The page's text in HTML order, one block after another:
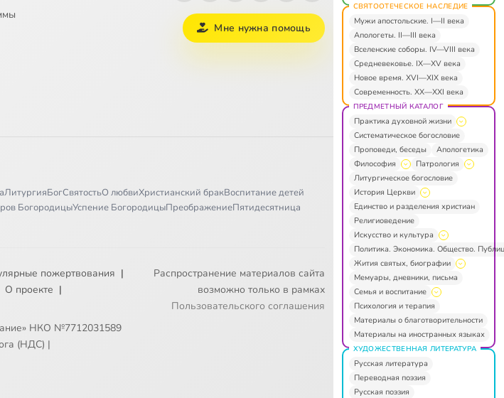
Мне нужна помощь
ЛитургияБогСвятостьО любвиХристианский бракВоспитание детей
БогородицыУспение БогородицыПреображениеПятидесятница
пожертвования |
О проекте |
НКО №7712031589
(НДС) |
Распространение материалов сайта
возможно только в рамках
Пользовательского соглашения
СВЯТООТЕЧЕСКОЕ НАСЛЕДИЕ
Мужи апостольские. I—II века
Апологеты. II—III века
Вселенские соборы. IV—VIII века
Средневековье. IX—XV века
Новое время. XVI—XIX века
Современность. XX—XXI века
ПРЕДМЕТНЫЙ КАТАЛОГ
Практика духовной жизни
Систематическое богословие
Проповеди, беседы
Апологетика
Философия
Патрология
Литургическое богословие
История Церкви
Единство и разделения христиан
Религиоведение
Искусство и культура
Политика. Экономика. Общество.
Жития святых, биографии
Мемуары, дневники, письма
Семья и воспитание
Психология и терапия
Материалы о благотворительности
Материалы на иностранных языках
ХУДОЖЕСТВЕННАЯ ЛИТЕРАТУРА
Русская литература
Переводная поэзия
Русская поэзия